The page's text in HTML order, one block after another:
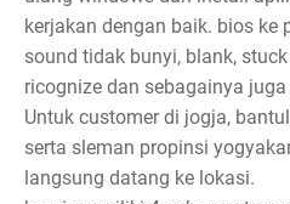
kerjakan dengan baik. bios ke
sound tidak bunyi, blank,
ricognize dan sebagainya
Untuk customer di jogja,
serta sleman propinsi
langsung datang ke lokasi.